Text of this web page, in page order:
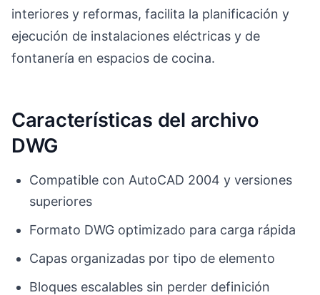
interiores y reformas, facilita la planificación y
ejecución de instalaciones eléctricas y de
fontanería en espacios de cocina.
Características del archivo
DWG
Compatible con AutoCAD 2004 y versiones
superiores
Formato DWG optimizado para carga rápida
Capas organizadas por tipo de elemento
Bloques escalables sin perder definición